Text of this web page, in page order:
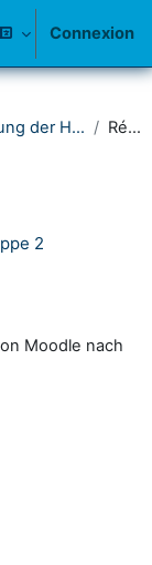
Connexion
Zentrum zur Förderung der Hochschullehre (ZFH) Résumé
2
Moodle nach